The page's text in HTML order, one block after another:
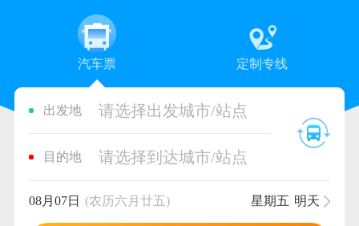
汽车票 定制专线
出发地 请选择出发城市/站点
目的地 请选择到达城市/站点
08月07日 (农历六月廿五) 星期五 明天